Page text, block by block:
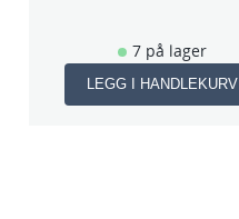
7 på lager
LEGG I HANDLEKURV